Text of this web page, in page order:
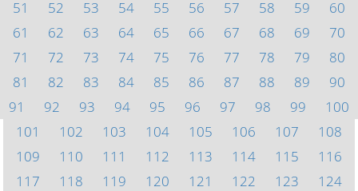
51
52 53 54 55 56 57 58 59
60
61
62 63 64 65 66 67 68 69
70
71
72 73 74 75 76 77 78 79
80
81
82 83 84 85 86 87 88 89
90
91
92 93 94 95 96 97 98 99
100
101
102 103 104 105 106 107
108
109
110 111 112 113 114 115
116
117
118 119 120 121 122 123
124